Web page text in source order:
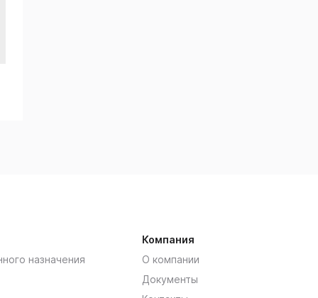
назначения
Компания
О компании
Документы